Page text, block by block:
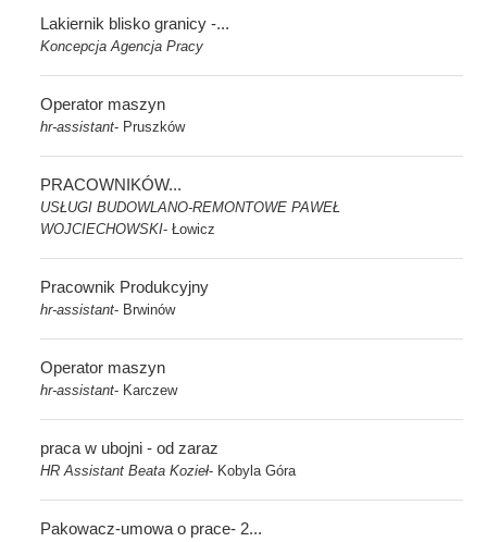
Lakiernik blisko granicy -...
Koncepcja Agencja Pracy
Operator maszyn
hr-assistant- Pruszków
PRACOWNIKÓW...
USŁUGI BUDOWLANO-REMONTOWE PAWEŁ
WOJCIECHOWSKI-Łowicz
Pracownik Produkcyjny
hr-assistant- Brwinów
Operator maszyn
hr-assistant- Karczew
praca w ubojni - od zaraz
HR Assistant Beata Kozieł- Kobyla Góra
Pakowacz-umowa o prace- 2...